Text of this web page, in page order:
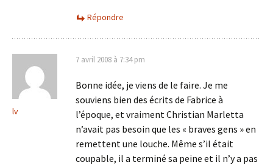
Répondre
lv
7 avril 2008 à 7:34 pm
Bonne idée, je viens de le faire. Je me
souviens bien des écrits de Fabrice à
l’époque, et vraiment Christian Marletta
n’avait pas besoin que les « braves gens » en
remettent une louche. Même s’il était
coupable, il a terminé sa peine et il n’y a pas